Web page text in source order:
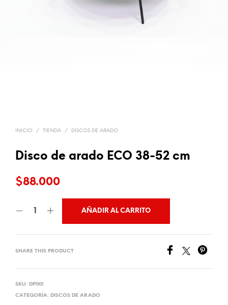
INICIO / TIENDA / DISCOS DE ARADO
Disco de arado ECO 38-52 cm
$88.000
AÑADIR AL CARRITO
SHARE THIS PRODUCT
SKU: DP001
CATEGORÍA: DISCOS DE ARADO